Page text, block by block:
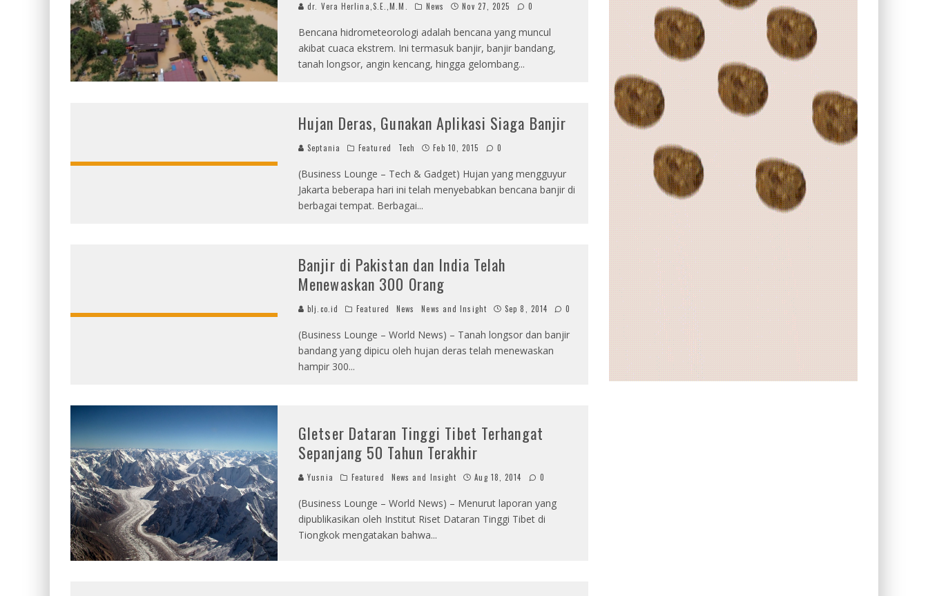
dr. Vera Herlina,S.E.,M.M. News Nov 27, 2025 0
Bencana hidrometeorologi adalah bencana yang muncul
akibat cuaca ekstrem. Ini termasuk banjir, banjir bandang,
tanah longsor, angin kencang, hingga gelombang...
Hujan Deras, Gunakan Aplikasi Siaga Banjir
Septania Featured Tech Feb 10, 2015 0
(Business Lounge – Tech & Gadget) Hujan yang mengguyur
Jakarta beberapa hari ini telah menyebabkan bencana banjir di
berbagai tempat. Berbagai...
Banjir di Pakistan dan India Telah
Menewaskan 300 Orang
blj.co.id Featured News News and Insight Sep 8, 2014 0
(Business Lounge – World News) – Tanah longsor dan banjir
bandang yang dipicu oleh hujan deras telah menewaskan
hampir 300...
Gletser Dataran Tinggi Tibet Terhangat
Sepanjang 50 Tahun Terakhir
Yusnia Featured News and Insight Aug 18, 2014 0
(Business Lounge – World News) – Menurut laporan yang
dipublikasikan oleh Institut Riset Dataran Tinggi Tibet di
Tiongkok mengatakan bahwa...